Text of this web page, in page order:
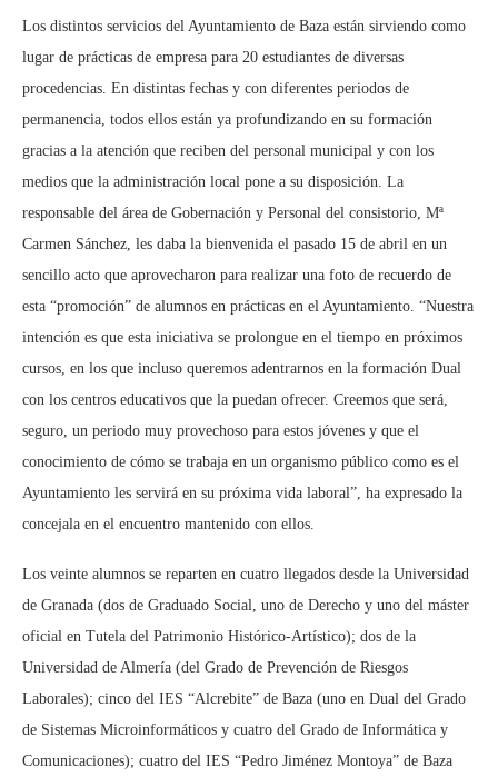
Los distintos servicios del Ayuntamiento de Baza están sirviendo como
lugar de prácticas de empresa para 20 estudiantes de diversas
procedencias. En distintas fechas y con diferentes periodos de
permanencia, todos ellos están ya profundizando en su formación
gracias a la atención que reciben del personal municipal y con los
medios que la administración local pone a su disposición. La
responsable del área de Gobernación y Personal del consistorio, Mª
Carmen Sánchez, les daba la bienvenida el pasado 15 de abril en un
sencillo acto que aprovecharon para realizar una foto de recuerdo de
esta “promoción” de alumnos en prácticas en el Ayuntamiento. “Nuestra
intención es que esta iniciativa se prolongue en el tiempo en próximos
cursos, en los que incluso queremos adentrarnos en la formación Dual
con los centros educativos que la puedan ofrecer. Creemos que será,
seguro, un periodo muy provechoso para estos jóvenes y que el
conocimiento de cómo se trabaja en un organismo público como es el
Ayuntamiento les servirá en su próxima vida laboral”, ha expresado la
concejala en el encuentro mantenido con ellos.
Los veinte alumnos se reparten en cuatro llegados desde la Universidad
de Granada (dos de Graduado Social, uno de Derecho y uno del máster
oficial en Tutela del Patrimonio Histórico-Artístico); dos de la
Universidad de Almería (del Grado de Prevención de Riesgos
Laborales); cinco del IES “Alcrebite” de Baza (uno en Dual del Grado
de Sistemas Microinformáticos y cuatro del Grado de Informática y
Comunicaciones); cuatro del IES “Pedro Jiménez Montoya” de Baza